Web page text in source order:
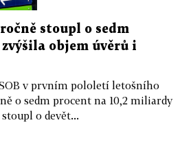
stoupl o sedm
objem úvěrů i
v prvním pololetí letošního
o sedm procent na 10,2 miliardy
o devět...